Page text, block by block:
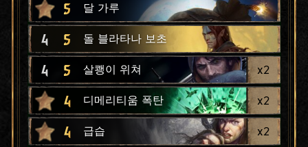
5 달 가루
4 5 돌 블라타나 보초
4 5 살쾡이 위쳐 x2
4 디메리티움 폭탄 x2
4 급습 x2